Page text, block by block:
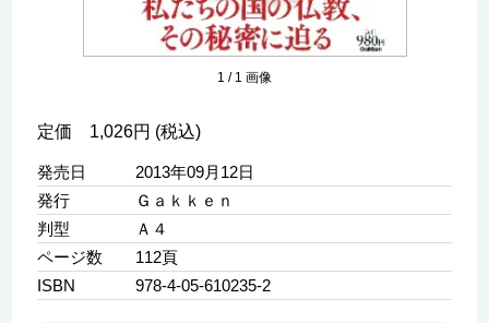
1 / 1 画像
定価 1,026円 (税込)
発売日
2013年09月12日
発行
Ｇａｋｋｅｎ
判型
Ａ４
ページ数
112頁
ISBN
978-4-05-610235-2